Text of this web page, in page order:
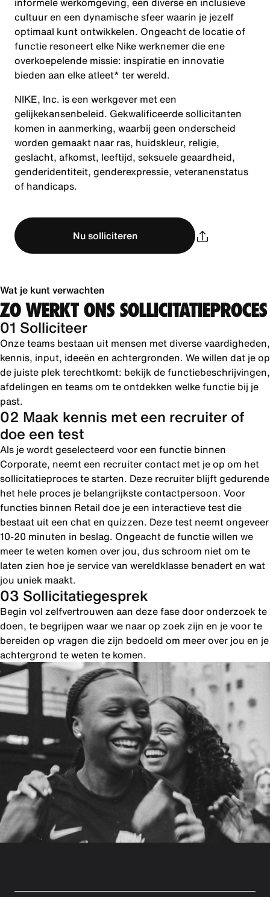
cultuur en een dynamische sfeer waarin je jezelf
optimaal kunt ontwikkelen. Ongeacht de locatie of
functie resoneert elke Nike werknemer die ene
overkoepelende missie: inspiratie en innovatie
bieden aan elke atleet* ter wereld.
NIKE, Inc. is een werkgever met een
gelijkekansenbeleid. Gekwalificeerde sollicitanten
komen in aanmerking, waarbij geen onderscheid
worden gemaakt naar ras, huidskleur, religie,
geslacht, afkomst, leeftijd, seksuele geaardheid,
genderidentiteit, genderexpressie, veteranenstatus
of handicaps.
Nu solliciteren
Wat je kunt verwachten
ZO WERKT ONS SOLLICITATIEPROCES
01 Solliciteer
Onze teams bestaan uit mensen met diverse vaardigheden,
kennis, input, ideeën en achtergronden. We willen dat je op
de juiste plek terechtkomt: bekijk de functiebeschrijvingen,
afdelingen en teams om te ontdekken welke functie bij je
past.
02 Maak kennis met een recruiter of
doe een test
Als je wordt geselecteerd voor een functie binnen
Corporate, neemt een recruiter contact met je op om het
sollicitatieproces te starten. Deze recruiter blijft gedurende
het hele proces je belangrijkste contactpersoon. Voor
functies binnen Retail doe je een interactieve test die
bestaat uit een chat en quizzen. Deze test neemt ongeveer
10-20 minuten in beslag. Ongeacht de functie willen we
meer te weten komen over jou, dus schroom niet om te
laten zien hoe je service van wereldklasse benadert en wat
jou uniek maakt.
03 Sollicitatiegesprek
Begin vol zelfvertrouwen aan deze fase door onderzoek te
doen, te begrijpen waar we naar op zoek zijn en je voor te
bereiden op vragen die zijn bedoeld om meer over jou en je
achtergrond te weten te komen.